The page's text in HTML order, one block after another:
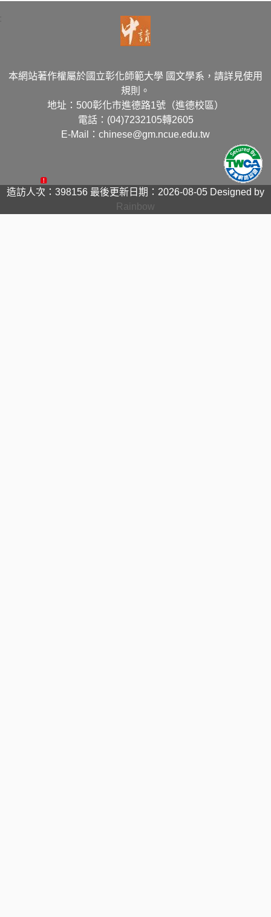
本網站著作權屬於國立彰化師範大學 國文學系，請詳見使用
規則。
地址：500彰化市進德路1號（進德校區）
電話：(04)7232105轉2605
E-Mail：chinese@gm.ncue.edu.tw
造訪人次：398156 最後更新日期：2026-08-05 Designed by
Rainbow